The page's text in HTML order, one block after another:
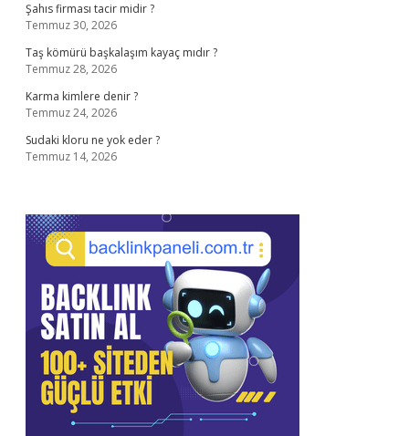
Şahıs firması tacir midir ?
Temmuz 30, 2026
Taş kömürü başkalaşım kayaç mıdır ?
Temmuz 28, 2026
Karma kimlere denir ?
Temmuz 24, 2026
Sudaki kloru ne yok eder ?
Temmuz 14, 2026